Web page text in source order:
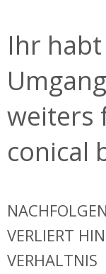
Ihr
weiters
conical
VERLIERT
VERHALTNIS